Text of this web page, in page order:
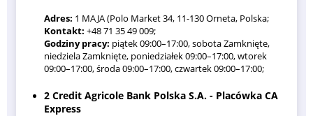
Adres: 1 MAJA (Polo Market 34, 11-130 Orneta, Polska;
Kontakt: +48 71 35 49 009;
Godziny pracy: piątek 09:00–17:00, sobota Zamknięte,
niedziela Zamknięte, poniedziałek 09:00–17:00, wtorek
09:00–17:00, środa 09:00–17:00, czwartek 09:00–17:00;
2 Credit Agricole Bank Polska S.A. - Placówka CA
Express